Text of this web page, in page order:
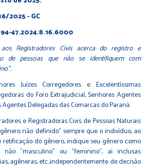
2025 - GC
47.2024.8.16.6000
Registradores Civis acerca do registro e
de pessoas que não se identifiquem com
Juízes Corregedores e Excelentíssimas
do Foro Extrajudicial, Senhores Agentes
Delegadas das Comarcas do Paraná.
e Registradoras Civis de Pessoas Naturais
não definido" sempre que o indivíduo, ao
do gênero, indique seu gênero como
"masculino" ou "feminino", aí inclusas
agêneras, etc.,independentemente de decisão